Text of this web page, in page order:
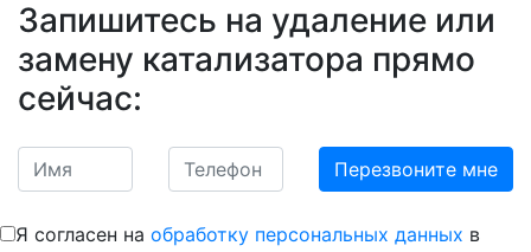
Запишитесь на удаление или
замену катализатора прямо
сейчас:
Я согласен на обработку персональных данных в